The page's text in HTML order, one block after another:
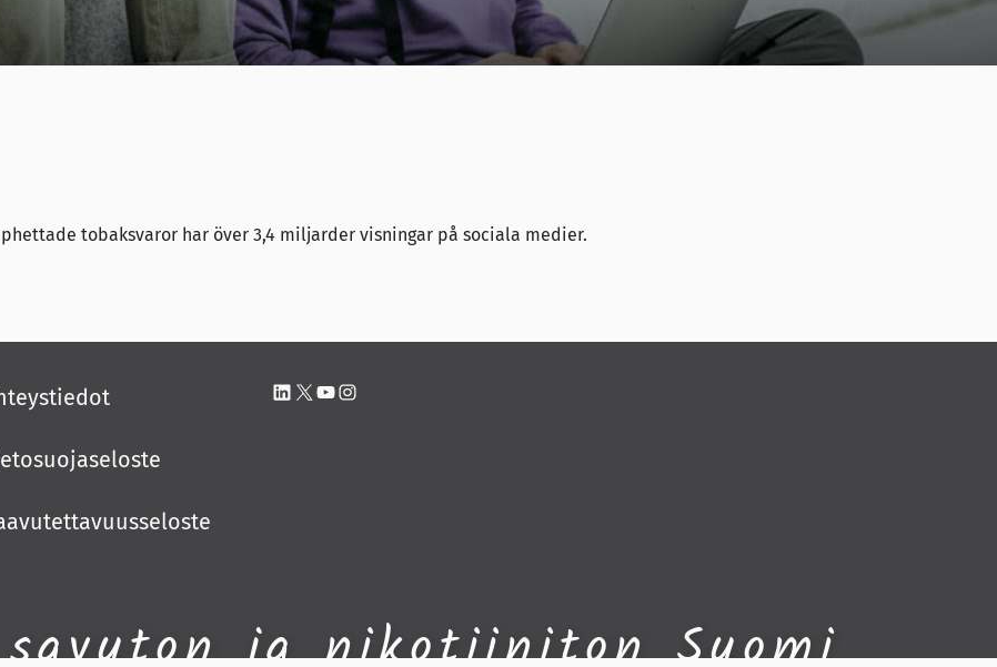
tobaksvaror har över 3,4 miljarder visningar på sociala medier.
LinkedIn
X YouTube
Instagram
ja nikotiiniton Suomi